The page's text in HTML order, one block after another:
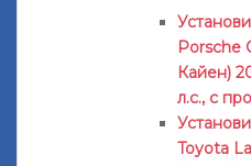
Porsche
Кайен)
л.с., с
Toyota